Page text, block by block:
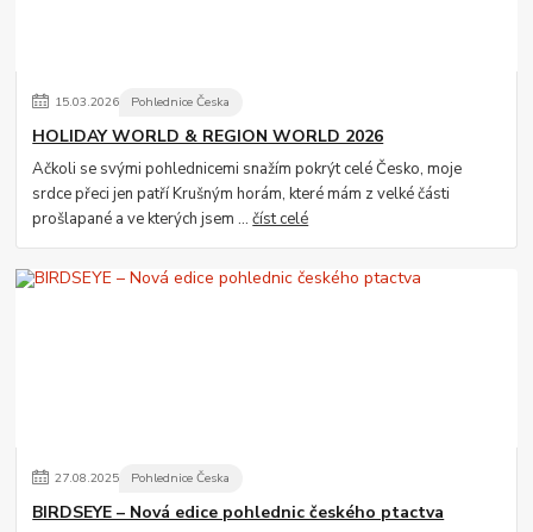
15.03.2026 Pohlednice Česka
HOLIDAY WORLD & REGION WORLD 2026
Ačkoli se svými pohlednicemi snažím pokrýt celé Česko, moje
srdce přeci jen patří Krušným horám, které mám z velké části
prošlapané a ve kterých jsem ...číst celé
27.08.2025 Pohlednice Česka
BIRDSEYE – Nová edice pohlednic českého ptactva